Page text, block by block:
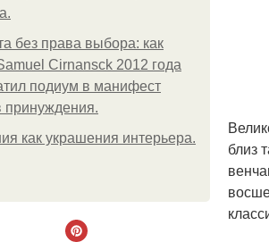
без права выбора: как
Cirnansck 2012 года
подиум в манифест
принуждения.
как украшения интерьера.
близ